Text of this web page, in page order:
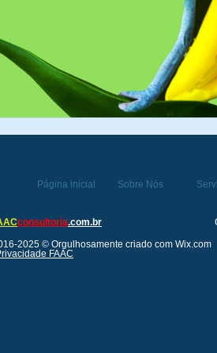
de Riscos Saúde
Corporativa Covid-19
Página inicial Sobre Nós
consultoria.com.br
2025 © Orgulhosamente criado com Wix.com
FAAC